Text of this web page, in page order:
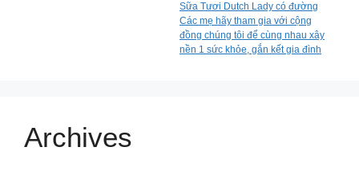
Sữa Tươi Dutch Lady có đường
Các mẹ hãy tham gia với cộng
đồng chúng tôi để cùng nhau xây
nền 1 sức khỏe, gắn kết gia đình
Archives